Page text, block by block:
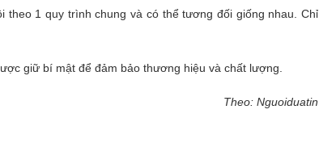
1 quy trình chung và có thể tương đối giống nhau. Chỉ
giữ bí mật để đảm bảo thương hiệu và chất lượng.
Theo: Nguoiduatin